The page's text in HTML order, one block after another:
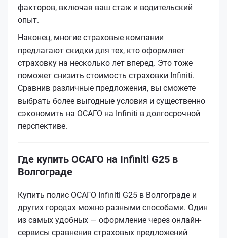
факторов, включая ваш стаж и водительский
опыт.
Наконец, многие страховые компании
предлагают скидки для тех, кто оформляет
страховку на несколько лет вперед. Это тоже
поможет снизить стоимость страховки Infiniti.
Сравнив различные предложения, вы сможете
выбрать более выгодные условия и существенно
сэкономить на ОСАГО на Infiniti в долгосрочной
перспективе.
Где купить ОСАГО на Infiniti G25 в
Волгограде
Купить полис ОСАГО Infiniti G25 в Волгограде и
других городах можно разными способами. Один
из самых удобных — оформление через онлайн-
сервисы сравнения страховых предложений